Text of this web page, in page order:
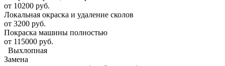
от 10200 руб.
Локальная окраска и удаление сколов
от 3200 руб.
Покраска машины полностью
от 115000 руб.
Выхлопная
Замена